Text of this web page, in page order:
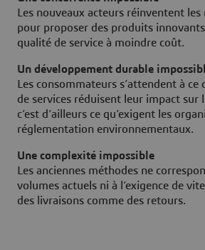
Les nouveaux acteurs réinventent les
pour proposer des produits
qualité de service à moindre coût.
Un développement durable
Les consommateurs s’attendent à
de services réduisent leur impact sur
c’est d’ailleurs ce qu’exigent les
réglementation environnementaux.
Une complexité impossible
Les anciennes méthodes ne
volumes actuels ni à l’exigence de
des livraisons comme des retours.